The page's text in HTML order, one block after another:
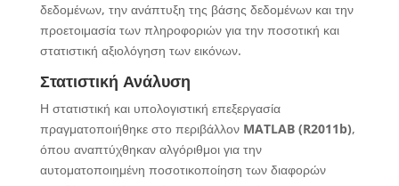
δεδομένων, την ανάπτυξη της βάσης δεδομένων και την
προετοιμασία των πληροφοριών για την ποσοτική και
στατιστική αξιολόγηση των εικόνων.
Στατιστική Ανάλυση
Η στατιστική και υπολογιστική επεξεργασία
πραγματοποιήθηκε στο περιβάλλον MATLAB (R2011b),
όπου αναπτύχθηκαν αλγόριθμοι για την
αυτοματοποιημένη ποσοτικοποίηση των διαφορών